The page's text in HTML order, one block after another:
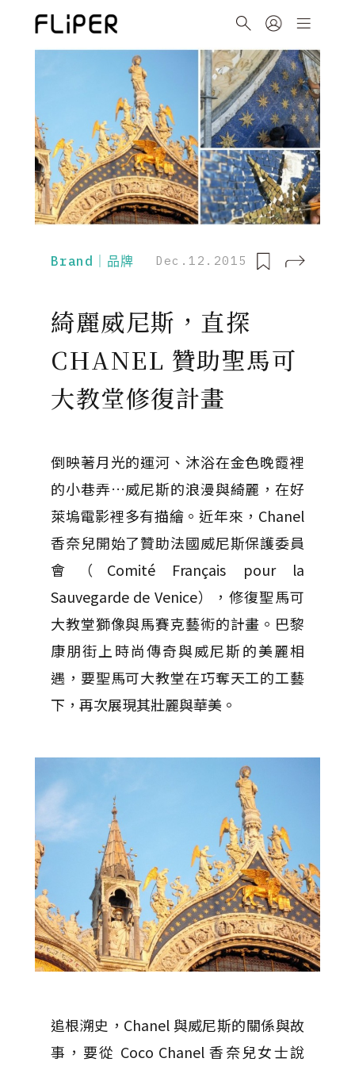
Brand｜品牌 Dec.12.2015
綺麗威尼斯，直探
CHANEL 贊助聖馬可
大教堂修復計畫
倒映著月光的運河、沐浴在金色晚霞裡
的小巷弄…威尼斯的浪漫與綺麗，在好
萊塢電影裡多有描繪。近年來，Chanel
香奈兒開始了贊助法國威尼斯保護委員
會（Comité Français pour la
Sauvegarde de Venice），修復聖馬可
大教堂獅像與馬賽克藝術的計畫。巴黎
康朋街上時尚傳奇與威尼斯的美麗相
遇，要聖馬可大教堂在巧奪天工的工藝
下，再次展現其壯麗與華美。
追根溯史，Chanel 與威尼斯的關係與故
事，要從 Coco Chanel 香奈兒女士說